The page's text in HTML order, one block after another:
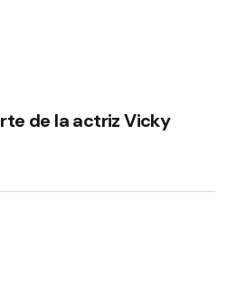
de la actriz Vicky